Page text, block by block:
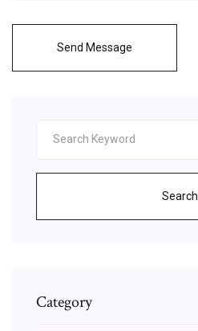
Send Message
Search
Category